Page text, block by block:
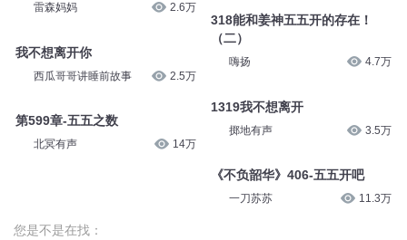
雷森妈妈 2.6万
我不想离开你
西瓜哥哥讲睡前故事 2.5万
第599章-五五之数
北冥有声 14万
318能和姜神五五开的存在！
（二）
嗨扬 4.7万
1319我不想离开
掷地有声 3.5万
《不负韶华》406-五五开吧
一刀苏苏 11.3万
您是不是在找：